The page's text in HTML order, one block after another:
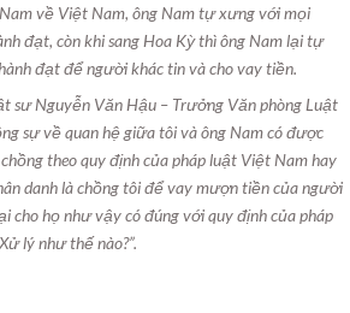
về Việt Nam, ông Nam tự xưng với mọi
đạt, còn khi sang Hoa Kỳ thì ông Nam lại tự
đạt để người khác tin và cho vay tiền.
sư Nguyễn Văn Hậu – Trưởng Văn phòng Luật
sự về quan hệ giữa tôi và ông Nam có được
theo quy định của pháp luật Việt Nam hay
danh là chồng tôi để vay mượn tiền của người
cho họ như vậy có đúng với quy định của pháp
lý như thế nào?”.